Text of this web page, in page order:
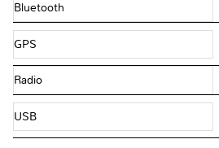
Bluetooth
GPS
Radio
USB